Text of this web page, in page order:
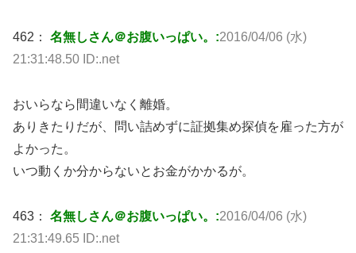
462： 名無しさん＠お腹いっぱい。:2016/04/06 (水)
21:31:48.50 ID:.net
おいらなら間違いなく離婚。
ありきたりだが、問い詰めずに証拠集め探偵を雇った方が
よかった。
いつ動くか分からないとお金がかかるが。
463： 名無しさん＠お腹いっぱい。:2016/04/06 (水)
21:31:49.65 ID:.net